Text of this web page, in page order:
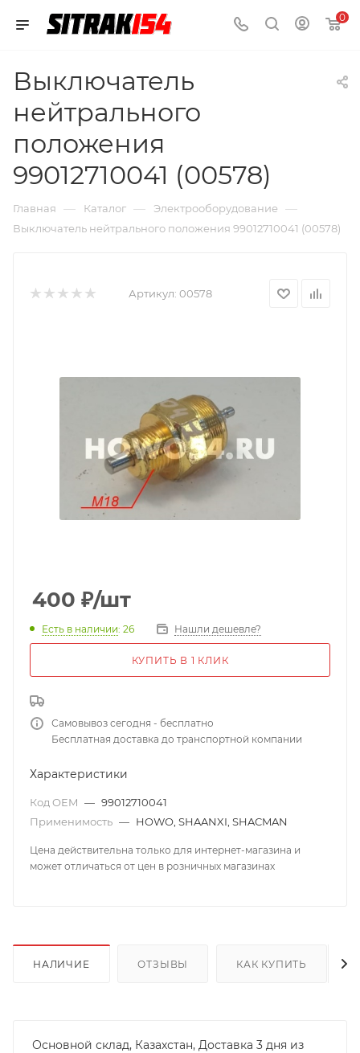
0
Выключатель
нейтрального
положения
99012710041 (00578)
Главная — Каталог — Электрооборудование —
Выключатель нейтрального положения 99012710041 (00578)
Артикул: 00578
400 ₽/шт
Есть в наличии: 26 Нашли дешевле?
КУПИТЬ В 1 КЛИК
Самовывоз сегодня - бесплатно
Бесплатная доставка до транспортной компании
Характеристики
Код OEM — 99012710041
Применимость — HOWO, SHAANXI, SHACMAN
Цена действительна только для интернет-магазина и
может отличаться от цен в розничных магазинах
НАЛИЧИЕ ОТЗЫВЫ КАК КУПИТЬ
Основной склад, Казахстан, Доставка 3 дня из